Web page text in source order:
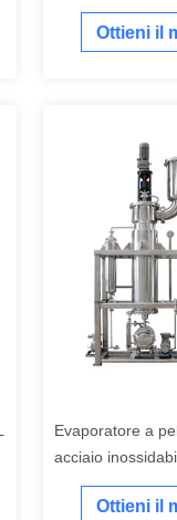
giacca da 15L
Ottieni il
Evaporatore a
acciaio
pellicola
pompaOttieni il